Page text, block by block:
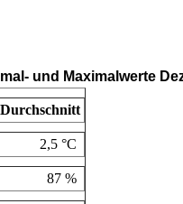
und Maximalwerte
Durchschnitt
2,5 °C
87 %